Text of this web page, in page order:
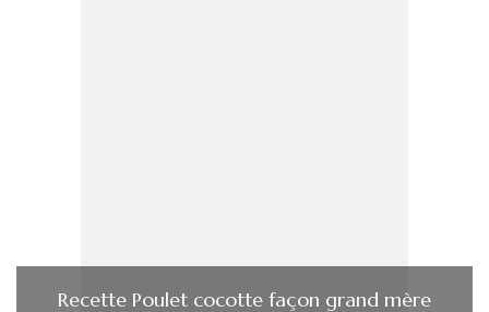
Recette Poulet cocotte façon grand mère